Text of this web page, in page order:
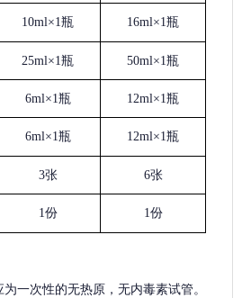
10ml×1瓶 16ml×1瓶
25ml×1瓶 50ml×1瓶
6ml×1瓶 12ml×1瓶
6ml×1瓶 12ml×1瓶
3张 6张
1份 1份
一次性的无热原，无内毒素试管。